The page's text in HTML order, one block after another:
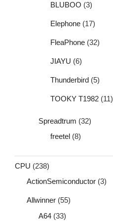
BLUBOO (3)
Elephone (17)
FleaPhone (32)
JIAYU (6)
Thunderbird (5)
TOOKY T1982 (11)
Spreadtrum (32)
freetel (8)
CPU (238)
ActionSemiconductor (3)
Allwinner (55)
A64 (33)